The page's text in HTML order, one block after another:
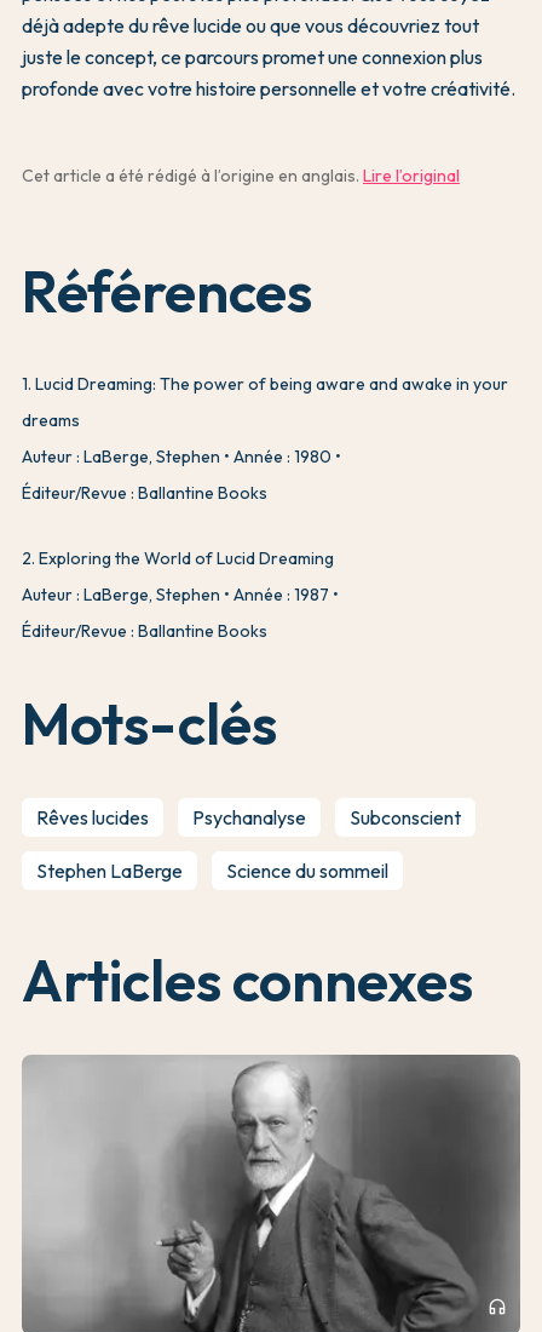
déjà adepte du rêve lucide ou que vous découvriez tout
juste le concept, ce parcours promet une connexion plus
profonde avec votre histoire personnelle et votre créativité.
Cet article a été rédigé à l’origine en anglais. Lire l’original
Références
1. Lucid Dreaming: The power of being aware and awake in your
dreams
Auteur : LaBerge, Stephen
Année : 1980
Éditeur/Revue : Ballantine Books
2. Exploring the World of Lucid Dreaming
Auteur : LaBerge, Stephen
Année : 1987
Éditeur/Revue : Ballantine Books
Mots-clés
Rêves lucides Psychanalyse Subconscient
Stephen LaBerge Science du sommeil
Articles connexes
headphones